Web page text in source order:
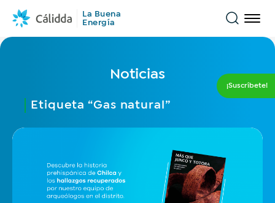
La Buena
Energía
Historias
¿Qué estas buscando?
Transporte sostenible
Comercios Historias que inspiran
Hospitales y clínicas Industrias Movilidad
Eventos Tips y consejos
Noticias
Etiqueta “Gas natural”
¡Suscríbete!